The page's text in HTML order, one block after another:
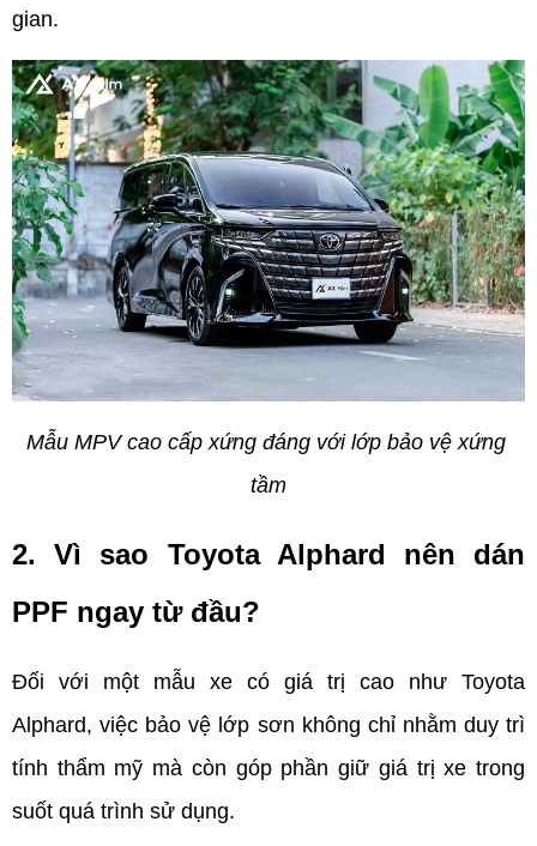
gian.
Mẫu MPV cao cấp xứng đáng với lớp bảo vệ xứng
tầm
2. Vì sao Toyota Alphard nên dán
PPF ngay từ đầu?
Đối với một mẫu xe có giá trị cao như Toyota
Alphard, việc bảo vệ lớp sơn không chỉ nhằm duy trì
tính thẩm mỹ mà còn góp phần giữ giá trị xe trong
suốt quá trình sử dụng.